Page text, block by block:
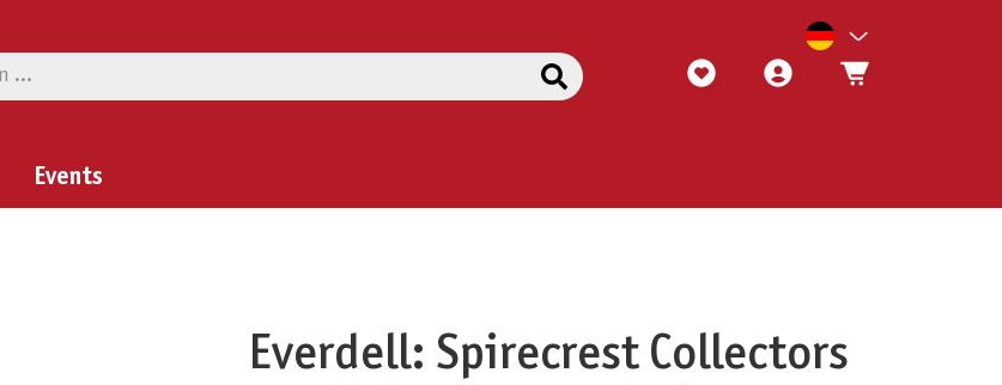
Events
Everdell: Spirecrest Collectors